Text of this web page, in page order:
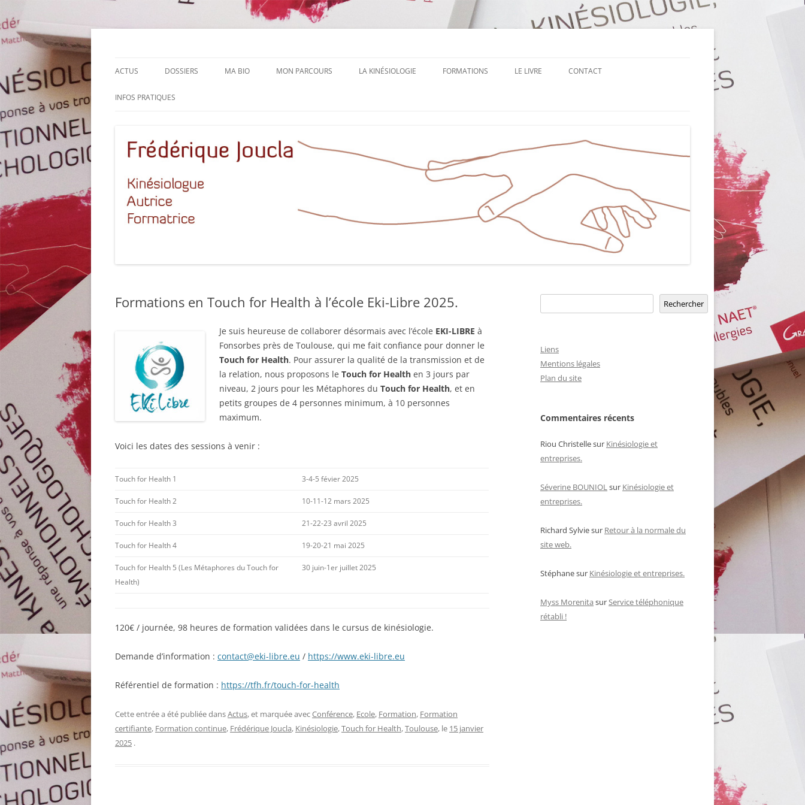
Aller
ACTUS DOSSIERS MA BIO MON PARCOURS LA KINÉSIOLOGIE FORMATIONS LE LIVRE CONTACT
INFOS PRATIQUES
Formations en Touch for Health à l’école Eki-Libre 2025.
Je suis heureuse de collaborer désormais avec l’école EKI-LIBRE à
Fonsorbes près de Toulouse, qui me fait confiance pour donner le
Touch for Health. Pour assurer la qualité de la transmission et de
la relation, nous proposons le Touch for Health en 3 jours par
niveau, 2 jours pour les Métaphores du Touch for Health, et en
petits groupes de 4 personnes minimum, à 10 personnes
maximum.
Voici les dates des sessions à venir :
Touch for Health 1 3-4-5 févier 2025
Touch for Health 2 10-11-12 mars 2025
Touch for Health 3 21-22-23 avril 2025
Touch for Health 4 19-20-21 mai 2025
Touch for Health 5 (Les Métaphores du Touch for
Health)
30 juin-1er juillet 2025
120€ / journée, 98 heures de formation validées dans le cursus de kinésiologie.
Demande d’information : contact@eki-libre.eu / https://www.eki-libre.eu
Référentiel de formation : https://tfh.fr/touch-for-health
Cette entrée a été publiée dansActus, et marquée avecConférence, Ecole, Formation, Formation
certifiante, Formation continue, Frédérique Joucla, Kinésiologie,Touch for Health,Toulouse, le 15 janvier
2025 .
Rechercher
Liens
Mentions légales
Plan du site
Commentaires récents
Riou Christellesur Kinésiologie et
entreprises.
Séverine BOUNIOL sur Kinésiologie et
entreprises.
Richard Sylviesur Retour à la normale du
site web.
Stéphanesur Kinésiologie et entreprises.
Myss Morenita sur Service téléphonique
rétabli !